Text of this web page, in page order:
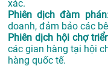
xác.
Phiên dịch đàm phán
doanh, đảm bảo các
Phiên dịch hội chợ
các gian hàng tại hội
hàng quốc tế.